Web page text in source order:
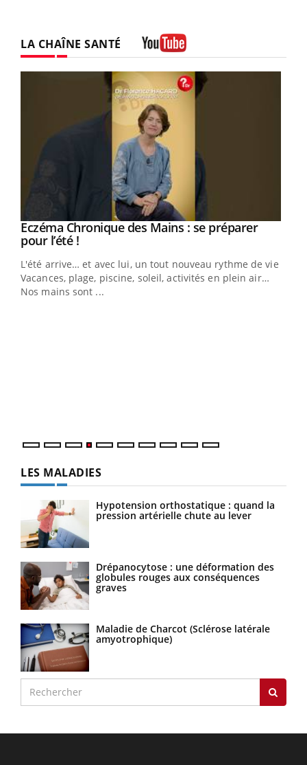
LA CHAÎNE SANTÉ
Youtube
Eczéma Chronique des Mains : se préparer
pour l’été !Youtube
L'été arrive… et avec lui, un tout nouveau rythme de vie !
Vacances, plage, piscine, soleil, activités en plein air…
Nos mains sont ...
LES MALADIES
Hypotension orthostatique : quand la
pression artérielle chute au lever
Drépanocytose : une déformation des
globules rouges aux conséquences
graves
Maladie de Charcot (Sclérose latérale
amyotrophique)